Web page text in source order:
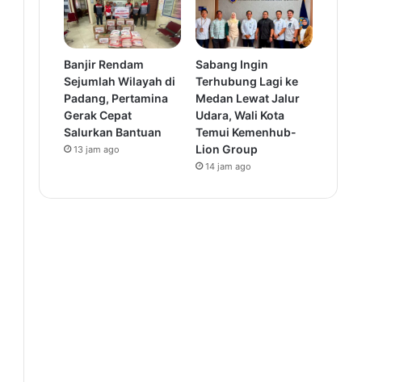
Banjir Rendam
Sejumlah Wilayah di
Padang, Pertamina
Gerak Cepat
Salurkan Bantuan
13 jam ago
Sabang Ingin
Terhubung Lagi ke
Medan Lewat Jalur
Udara, Wali Kota
Temui Kemenhub-
Lion Group
14 jam ago